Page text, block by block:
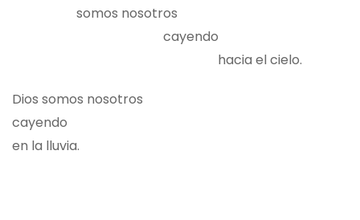
somos nosotros
cayendo
hacia el cielo.
Dios somos nosotros
cayendo
en la lluvia.